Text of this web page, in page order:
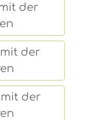
der
der
mit der